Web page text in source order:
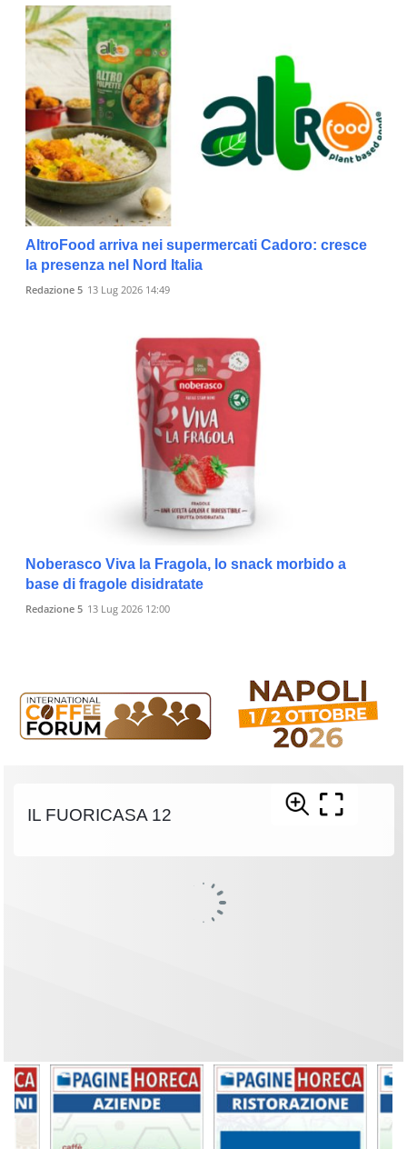
AltroFood arriva nei supermercati Cadoro: cresce
la presenza nel Nord Italia
Redazione 5 13 Lug 2026 14:49
Noberasco Viva la Fragola, lo snack morbido a
base di fragole disidratate
Redazione 5 13 Lug 2026 12:00